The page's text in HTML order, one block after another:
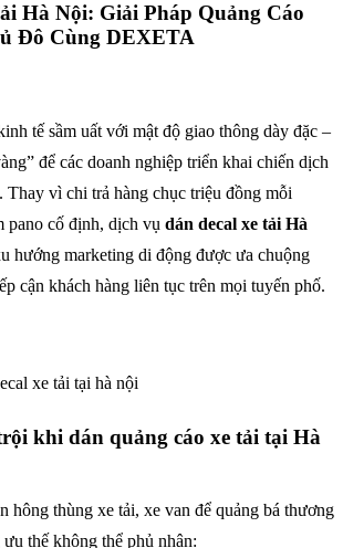
Hà Nội: Giải Pháp Quảng Cáo
Đô Cùng DEXETA
tế sầm uất với mật độ giao thông dày đặc –
để các doanh nghiệp triển khai chiến dịch
Thay vì chi trả hàng chục triệu đồng mỗi
pano cố định, dịch vụ dán decal xe tải Hà
hướng marketing di động được ưa chuộng
cận khách hàng liên tục trên mọi tuyến phố.
xe tải tại hà nội
khi dán quảng cáo xe tải tại Hà
hông thùng xe tải, xe van để quảng bá thương
thế không thể phủ nhận: